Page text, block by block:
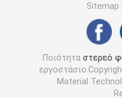
Πλαστικό φύλλο PVC
Ρόλος ταινιών
Φύλλο κυψελωτών
Sitemap
Ποιότηταστερεό
Material